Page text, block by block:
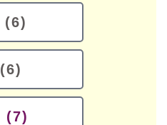
(6)
(6)
(7)